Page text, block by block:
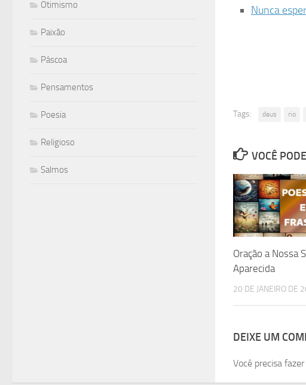
Nunca
Tags: deus rio
VOCÊ
Oração a Nossa
Aparecida
20 DE JANEIRO DE
DEIXE UM
Você precisa
Otimismo
Paixão
Páscoa
Pensamentos
Poesia
Religioso
Salmos